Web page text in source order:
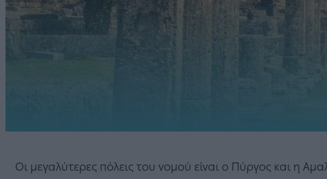
Οι μεγαλύτερες πόλεις του νομού είναι ο Πύργος και η